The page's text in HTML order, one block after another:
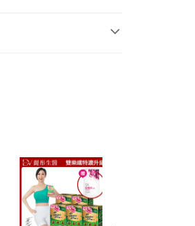
將跳轉至「AFTEE先享後
。
中的連結，可透過四大超商
support/home
先享後付」服務完成之
，並將交易相關給付款項請